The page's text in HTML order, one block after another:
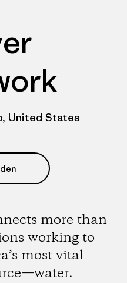
United States
more than
working to
most vital